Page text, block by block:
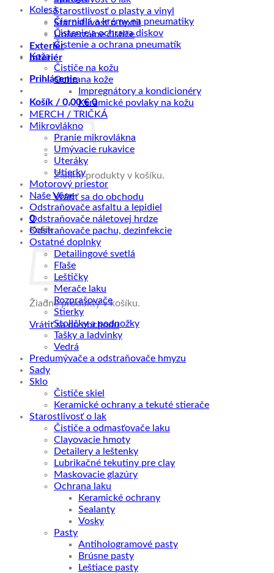
Starostlivosť o plasty a vinyl
Starostlivosť o textil
Univerzálne čističe
Exteriér
Interiér
Prihlásenie
Košík / 0,00€ 0
Žiadne produkty v košíku.
Vrátiť sa do obchodu
0
Košík
Žiadne produkty v košíku.
Vrátiť sa do obchodu
Kolesá
Čiernidlá a krémy na pneumatiky
Čistenie a ochrana diskov
Čistenie a ochrana pneumatík
Koža
Čističe na kožu
Ochrana kože
Impregnátory a kondicionéry
Keramické povlaky na kožu
MERCH / TRIČKÁ
Mikrovlákno
Pranie mikrovlákna
Umývacie rukavice
Uteráky
Utierky
Motorový priestor
Naše Vône
Odstraňovače asfaltu a lepidiel
Odstraňovače náletovej hrdze
Odstraňovače pachu, dezinfekcie
Ostatné doplnky
Detailingové svetlá
Fľaše
Leštičky
Merače laku
Rozprašovače
Stierky
Stoličky a podnožky
Tašky a ladvinky
Vedrá
Predumývače a odstraňovače hmyzu
Sady
Sklo
Čističe skiel
Keramické ochrany a tekuté stierače
Starostlivosť o lak
Čističe a odmasťovače laku
Clayovacie hmoty
Detailery a leštenky
Lubrikačné tekutiny pre clay
Maskovacie glazúry
Ochrana laku
Keramické ochrany
Sealanty
Vosky
Pasty
Antihologramové pasty
Brúsne pasty
Leštiace pasty